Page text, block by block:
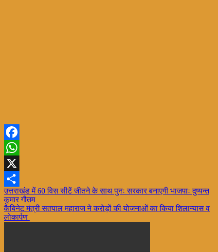
Facebook
WhatsApp
X
Share
Post
navigation
उत्तराखंड में 60 विस सीटें जीतने के साथ पुनः सरकार बनाएगी भाजपाः दुष्यन्त
कुमार गौतम
कैबिनेट मंत्री सतपाल महाराज ने करोड़ों की योजनाओं का किया शिलान्यास व
लोकार्पण